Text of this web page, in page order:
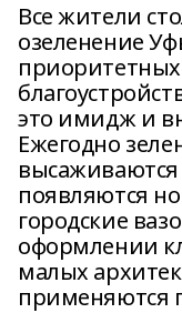
Все жители
озеленение
это имидж и
Ежегодно
появляются
городские
оформлении
малых
применяются